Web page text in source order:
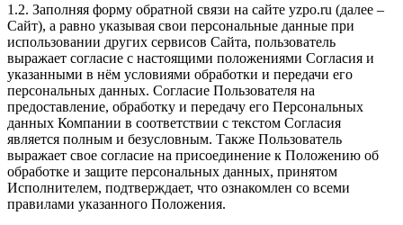
1.2. Заполняя форму обратной связи на сайте yzpo.ru (далее –
Сайт), а равно указывая свои персональные данные при
использовании других сервисов Сайта, пользователь
выражает согласие с настоящими положениями Согласия и
указанными в нём условиями обработки и передачи его
персональных данных. Согласие Пользователя на
предоставление, обработку и передачу его Персональных
данных Компании в соответствии с текстом Согласия
является полным и безусловным. Также Пользователь
выражает свое согласие на присоединение к Положению об
обработке и защите персональных данных, принятом
Исполнителем, подтверждает, что ознакомлен со всеми
правилами указанного Положения.